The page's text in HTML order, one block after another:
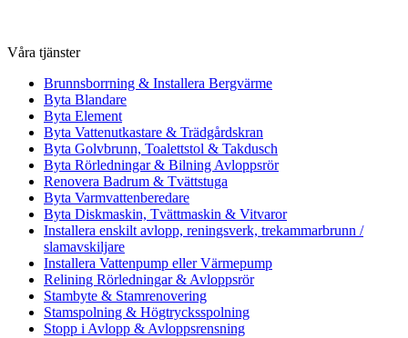
Våra tjänster
Brunnsborrning & Installera Bergvärme
Byta Blandare
Byta Element
Byta Vattenutkastare & Trädgårdskran
Byta Golvbrunn, Toalettstol & Takdusch
Byta Rörledningar & Bilning Avloppsrör
Renovera Badrum & Tvättstuga
Byta Varmvattenberedare
Byta Diskmaskin, Tvättmaskin & Vitvaror
Installera enskilt avlopp, reningsverk, trekammarbrunn /
slamavskiljare
Installera Vattenpump eller Värmepump
Relining Rörledningar & Avloppsrör
Stambyte & Stamrenovering
Stamspolning & Högtrycksspolning
Stopp i Avlopp & Avloppsrensning